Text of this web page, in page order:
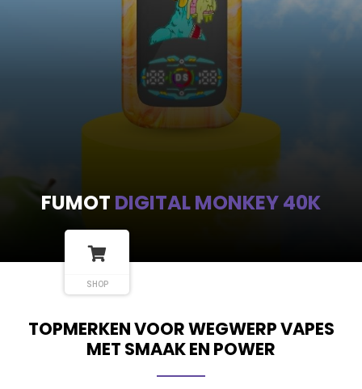
FUMOT DIGITAL MONKEY 40K
SHOP
TOPMERKEN VOOR WEGWERP VAPES
MET SMAAK EN POWER